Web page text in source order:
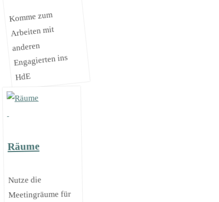
Komme zum
Arbeiten mit
anderen
Engagierten ins
HdE
Räume
Nutze die
Meetingräume für